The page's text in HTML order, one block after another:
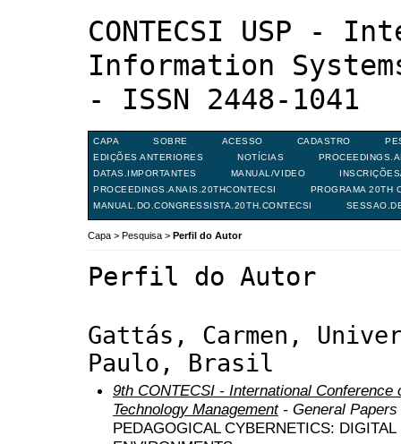
CONTECSI USP -
Information
- ISSN 2448-1041
CAPA SOBRE ACESSO CADASTRO
EDIÇÕES ANTERIORES
NOTÍCIAS
DATAS.IMPORTANTES
MANUAL/VIDEO
PROCEEDINGS.ANAIS.20THCONTECSI
PROGRAMA 20TH
MANUAL.DO.CONGRESSISTA.20TH.CONTECSI
Capa > Pesquisa > Perfil do Autor
Perfil do Autor
Gattás, Carmen,
Paulo, Brasil
9th CONTECSI - International
Technology Management- General Papers
PEDAGOGICAL CYBERNETICS: